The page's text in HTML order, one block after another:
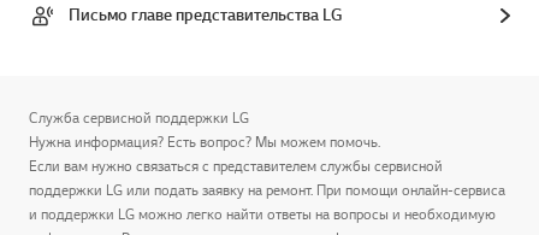
Письмо главе представительства LG
Служба сервисной поддержки LG
Нужна информация? Есть вопрос? Мы можем помочь.
Если вам нужно связаться с представителем службы сервисной
поддержки LG или подать заявку на ремонт. При помощи онлайн-сервиса
и поддержки LG можно легко найти ответы на вопросы и необходимую